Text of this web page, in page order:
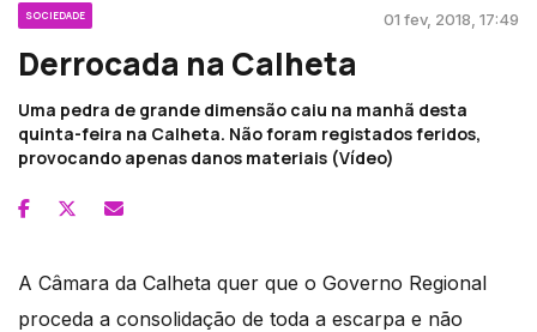
SOCIEDADE 01 fev, 2018, 17:49
Derrocada na Calheta
Uma pedra de grande dimensão caiu na manhã desta
quinta-feira na Calheta. Não foram registados feridos,
provocando apenas danos materiais (Vídeo)
A Câmara da Calheta quer que o Governo Regional
proceda a consolidação de toda a escarpa e não